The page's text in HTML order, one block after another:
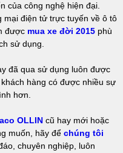
của công nghệ hiện đại.
điện tử trực tuyến về ô tô
được mua xe đời 2015 phù
sử dụng.
đã qua sử dụng luôn được
hàng có được nhiều sự
hơn.
OLLIN cũ hay mới hoặc
muốn, hãy để chúng tôi
chuyên nghiệp, luôn